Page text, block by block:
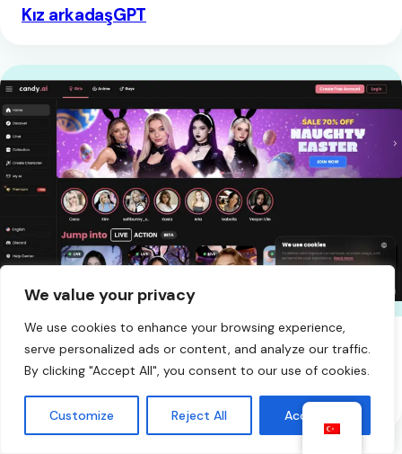
We value your privacy
We use cookies to enhance your browsing experience,
serve personalized ads or content, and analyze our traffic.
By clicking "Accept All", you consent to our use of cookies.
Customize Reject All Accept All
Kız arkadaşGPT
YORUMLAR
Candy AI Özellikleri ve Alternatifleri
İncelemesi (2026)